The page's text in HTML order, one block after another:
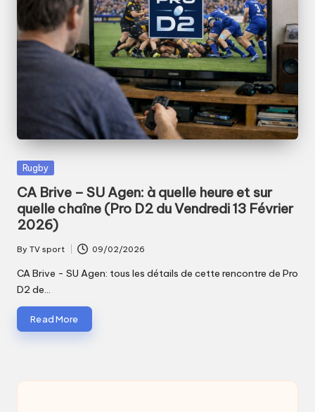
Posted
Rugby
CA Brive – SU Agen: à quelle heure et sur
quelle chaîne (Pro D2 du Vendredi 13 Février
2026)
Posted
by
By TV sport 09/02/2026
CA Brive - SU Agen: tous les détails de cette rencontre de Pro
D2 de…
Read More